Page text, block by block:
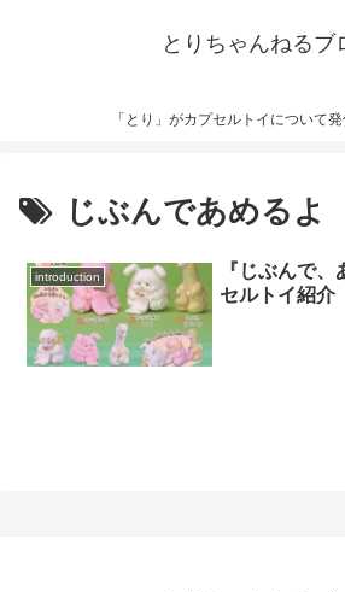
とりちゃんねるブ
「とり」がカプセルトイについて
じぶんであめるよ
introduction
『じぶんで
セルトイ紹介